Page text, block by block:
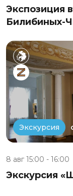
Экспозиция
Билибиных-
Экскурсия
8 авг 15:00 - 16:00
Экскурсия